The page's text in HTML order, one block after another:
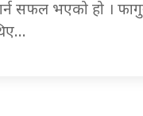
सफल भएको हो ।